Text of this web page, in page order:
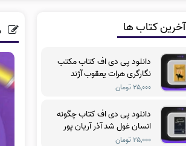
آخرین کتاب ها
دانلود پی دی اف کتاب مکتب
نگارگری هرات یعقوب آژند
۲۵,۰۰۰ تومان
دانلود پی دی اف کتاب چگونه
انسان غول شد آذر آریان پور
۲۵,۰۰۰ تومان